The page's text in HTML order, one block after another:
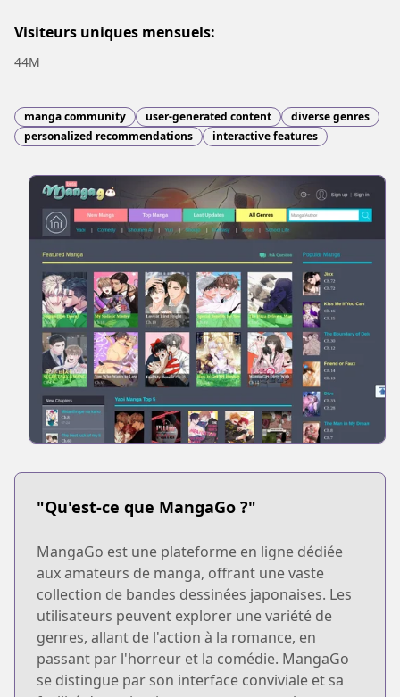
Visiteurs uniques mensuels:
44M
manga community user-generated content
diverse genres
personalized recommendations
interactive features
"Qu'est-ce que MangaGo ?"
MangaGo est une plateforme en ligne dédiée
aux amateurs de manga, offrant une vaste
collection de bandes dessinées japonaises. Les
utilisateurs peuvent explorer une variété de
genres, allant de l'action à la romance, en
passant par l'horreur et la comédie. MangaGo
se distingue par son interface conviviale et sa